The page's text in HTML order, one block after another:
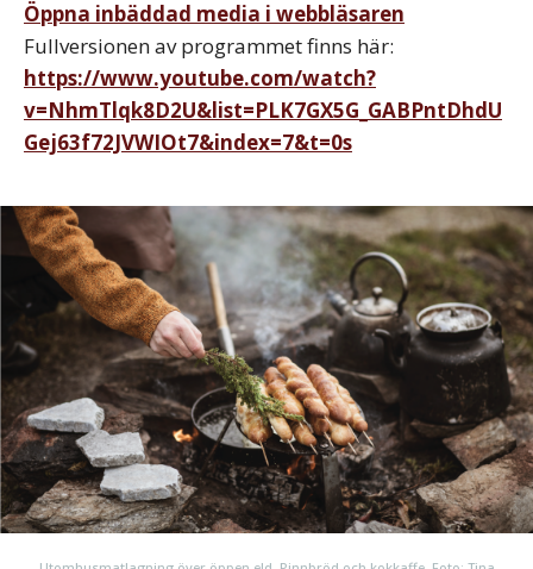
Öppna inbäddad media i webbläsaren
Fullversionen av programmet finns här:
https://www.youtube.com/watch?
v=NhmTlqk8D2U&list=PLK7GX5G_GABPntDhdU
Gej63f72JVWIOt7&index=7&t=0s